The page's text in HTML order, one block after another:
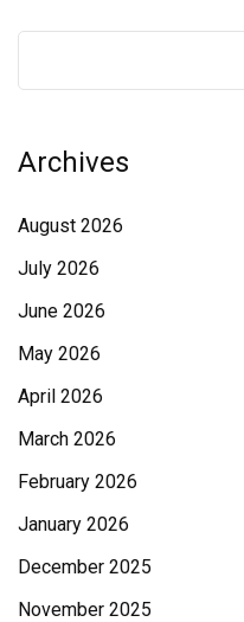
Archives
August 2026
July 2026
June 2026
May 2026
April 2026
March 2026
February 2026
January 2026
December 2025
November 2025